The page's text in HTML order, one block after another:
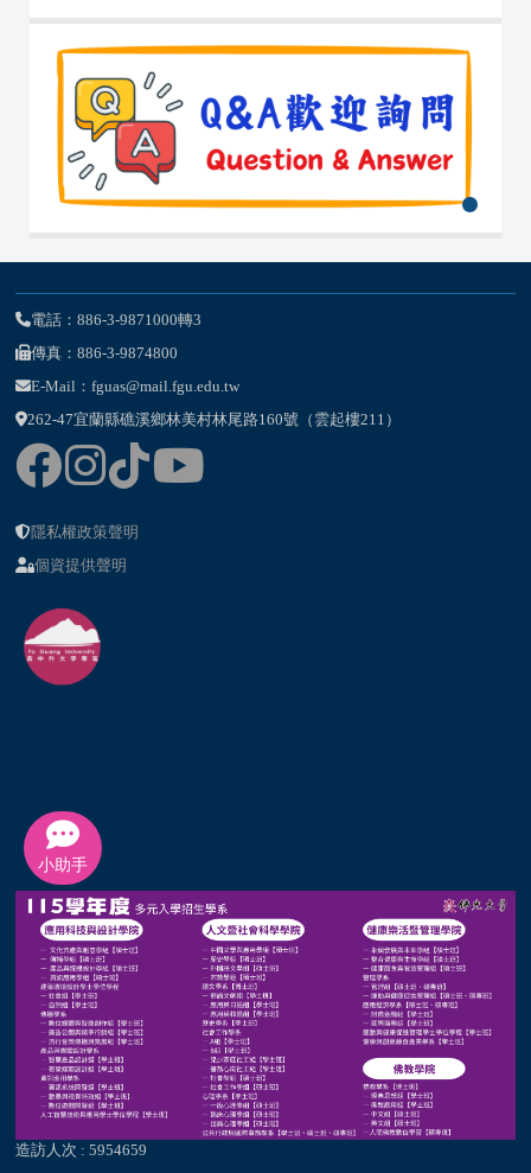
電話：886-3-9871000轉3
傳真：886-3-9874800
E-Mail：fguas@mail.fgu.edu.tw
262-47宜蘭縣礁溪鄉林美村林尾路160號（雲起樓211）
隱私權政策聲明
個資提供聲明
小助手
造訪人次 : 5954659